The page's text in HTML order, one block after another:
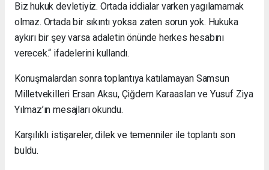
Biz hukuk devletiyiz. Ortada iddialar varken yagılamamak
olmaz. Ortada bir sıkıntı yoksa zaten sorun yok. Hukuka
aykırı bir şey varsa adaletin önünde herkes hesabını
verecek.“ ifadelerini kullandı.
Konuşmalardan sonra toplantıya katılamayan Samsun
Milletvekilleri Ersan Aksu, Çiğdem Karaaslan ve Yusuf Ziya
Yılmaz’ın mesajları okundu.
Karşılıklı istişareler, dilek ve temenniler ile toplantı son
buldu.